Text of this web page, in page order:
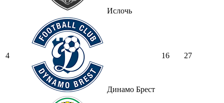
Ислочь
4
Динамо Брест
16 27